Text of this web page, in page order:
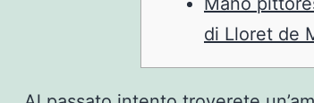
di Lloret de